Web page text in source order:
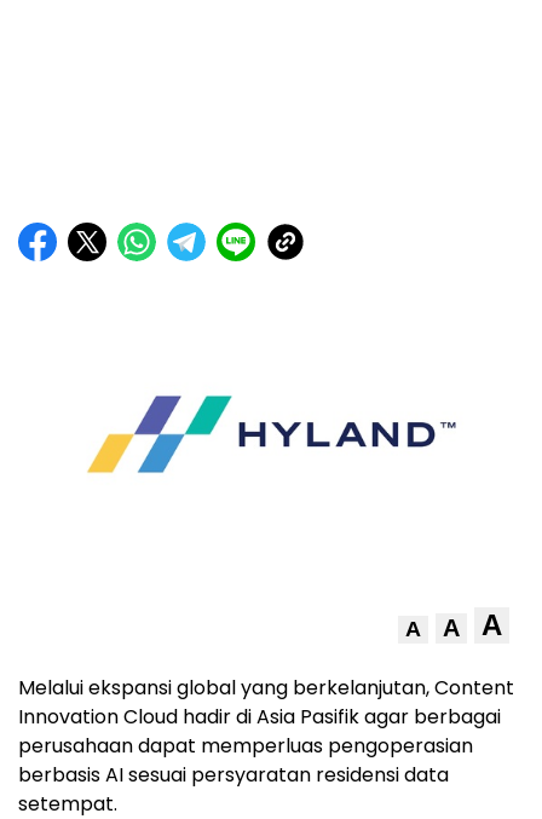
A A A
Melalui ekspansi global yang berkelanjutan, Content
Innovation Cloud hadir di Asia Pasifik agar berbagai
perusahaan dapat memperluas pengoperasian
berbasis AI sesuai persyaratan residensi data
setempat.